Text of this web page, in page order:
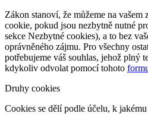
Zákon stanoví, že můžeme na vašem
cookie, pokud jsou nezbytně nutné
sekce Nezbytné cookies), a to bez
oprávněného zájmu. Pro všechny
potřebujeme váš souhlas, jehož plný
kdykoliv odvolat pomocí tohoto
Druhy cookies
Cookies se dělí podle účelu, k